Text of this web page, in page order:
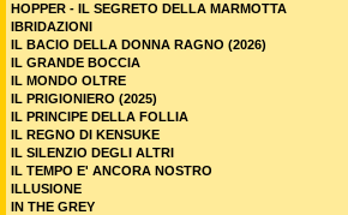
HOPPER - IL SEGRETO DELLA MARMOTTA
IBRIDAZIONI
IL BACIO DELLA DONNA RAGNO (2026)
IL GRANDE BOCCIA
IL MONDO OLTRE
IL PRIGIONIERO (2025)
IL PRINCIPE DELLA FOLLIA
IL REGNO DI KENSUKE
IL SILENZIO DEGLI ALTRI
IL TEMPO E' ANCORA NOSTRO
ILLUSIONE
IN THE GREY